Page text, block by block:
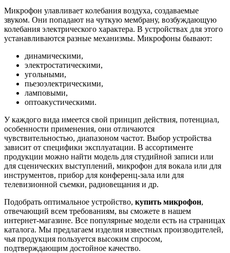
Микрофон улавливает колебания воздуха, создаваемые
звуком. Они попадают на чуткую мембрану, возбуждающую
колебания электрического характера. В устройствах для этого
устанавливаются разные механизмы. Микрофоны бывают:
динамическими,
электростатическими,
угольными,
пьезоэлектрическими,
ламповыми,
оптоакустическими.
У каждого вида имеется свой принцип действия, потенциал,
особенности применения, они отличаются
чувствительностью, диапазоном частот. Выбор устройства
зависит от специфики эксплуатации. В ассортименте
продукции можно найти модель для студийной записи или
для сценических выступлений, микрофон для вокала или для
инструментов, прибор для конференц-зала или для
телевизионной съемки, радиовещания и др.
Подобрать оптимальное устройство, купить микрофон,
отвечающий всем требованиям, вы сможете в нашем
интернет-магазине. Все популярные модели есть на страницах
каталога. Мы предлагаем изделия известных производителей,
чья продукция пользуется высоким спросом,
подтверждающим достойное качество.